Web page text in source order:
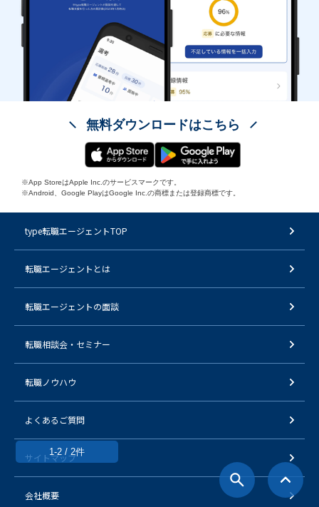
1-2 / 2件
無料ダウンロードはこちら
※App StoreはApple Inc.のサービスマークです。
※Android、Google PlayはGoogle Inc.の商標または登録商標です。
type転職エージェントTOP
転職エージェントとは
転職エージェントの面談
転職相談会・セミナー
転職ノウハウ
よくあるご質問
サイトマップ
会社概要